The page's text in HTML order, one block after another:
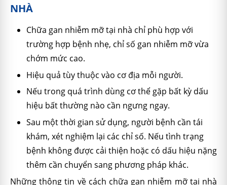
NHÀ
Chữa gan nhiễm mỡ tại nhà chỉ phù hợp với
trường hợp bệnh nhẹ, chỉ số gan nhiễm mỡ vừa
chớm mức cao.
Hiệu quả tùy thuộc vào cơ địa mỗi người.
Nếu trong quá trình dùng cơ thể gặp bất kỳ dấu
hiệu bất thường nào cần ngưng ngay.
Sau một thời gian sử dụng, người bệnh cần tái
khám, xét nghiệm lại các chỉ số. Nếu tình trạng
bệnh không được cải thiện hoặc có dấu hiệu nặng
thêm cần chuyển sang phương pháp khác.
Những thông tin về cách chữa gan nhiễm mỡ tại nhà